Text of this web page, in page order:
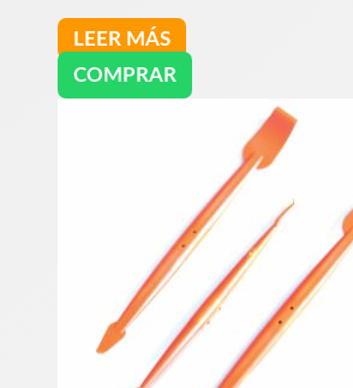
LEER MÁS
COMPRAR